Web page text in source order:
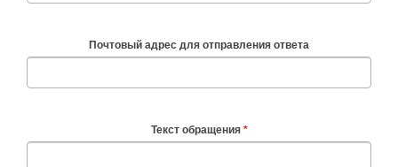
Почтовый адрес для отправления ответа
Текст обращения *